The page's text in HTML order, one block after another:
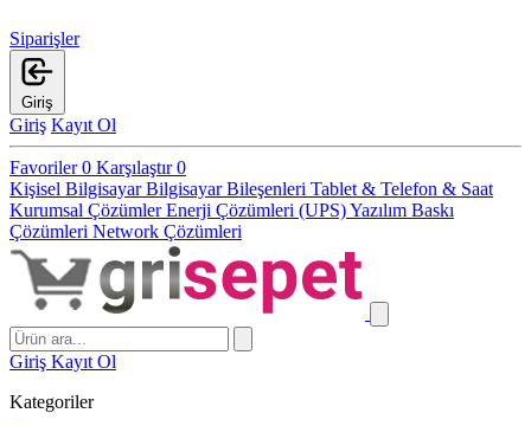
Siparişler
Giriş
Giriş Kayıt Ol
Favoriler0 Karşılaştır0
Kişisel BilgisayarBilgisayar Bileşenleri Tablet & Telefon & Saat
Kurumsal ÇözümlerEnerji Çözümleri (UPS)Yazılım Baskı
Çözümleri Network Çözümleri
Giriş Kayıt Ol
Kategoriler